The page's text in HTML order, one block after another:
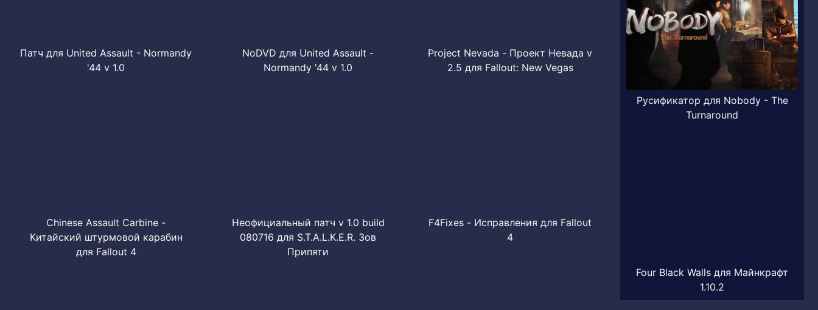
Патч для United Assault - Normandy
'44 v 1.0
NoDVD для United Assault -
Normandy '44 v 1.0
Project Nevada - Проект Невада v
2.5 для Fallout: New Vegas
Chinese Assault Carbine -
Китайский штурмовой карабин
для Fallout 4
Неофициальный патч v 1.0 build
080716 для S.T.A.L.K.E.R. Зов
Припяти
F4Fixes - Исправления для Fallout
4
Русификатор для Nobody - The
Turnaround
Four Black Walls для Майнкрафт
1.10.2